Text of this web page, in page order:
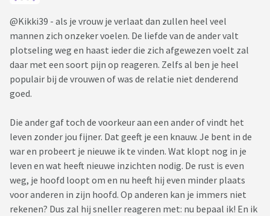
@Kikki39 - als je vrouw je verlaat dan zullen heel veel
mannen zich onzeker voelen. De liefde van de ander valt
plotseling weg en haast ieder die zich afgewezen voelt zal
daar met een soort pijn op reageren. Zelfs al ben je heel
populair bij de vrouwen of was de relatie niet denderend
goed.
Die ander gaf toch de voorkeur aan een ander of vindt het
leven zonder jou fijner. Dat geeft je een knauw. Je bent in de
war en probeert je nieuwe ik te vinden. Wat klopt nog in je
leven en wat heeft nieuwe inzichten nodig. De rust is even
weg, je hoofd loopt om en nu heeft hij even minder plaats
voor anderen in zijn hoofd. Op anderen kan je immers niet
rekenen? Dus zal hij sneller reageren met: nu bepaal ik! En ik